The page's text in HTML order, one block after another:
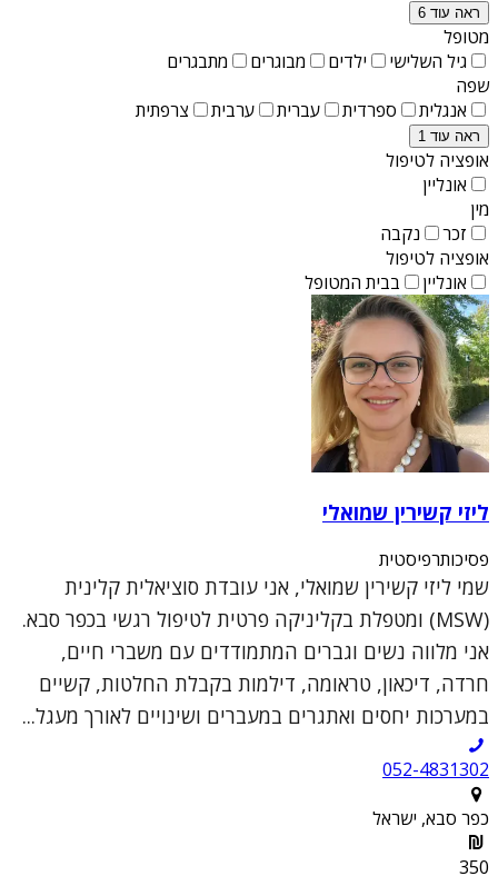
ראה עוד 6
מטופל
גיל השלישי
ילדים מבוגרים
מתבגרים
שפה
אנגלית
ספרדית עברית ערבית צרפתית
ראה עוד 1
אופציה לטיפול
אונליין
מין
זכר
נקבה
אופציה לטיפול
אונליין
בבית המטופל
ליזי קשירין שמואלי
פסיכותרפיסטית
שמי ליזי קשירין שמואלי, אני עובדת סוציאלית קלינית
(MSW) ומטפלת בקליניקה פרטית לטיפול רגשי בכפר סבא.
אני מלווה נשים וגברים המתמודדים עם משברי חיים,
חרדה, דיכאון, טראומה, דילמות בקבלת החלטות, קשיים
במערכות יחסים ואתגרים במעברים ושינויים לאורך מעגל...
052-4831302
כפר סבא, ישראל
350